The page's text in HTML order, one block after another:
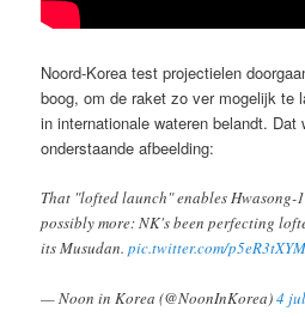
Noord-Korea test projectielen
boog, om de raket zo ver mogelijk te
in internationale wateren belandt. Dat
onderstaande afbeelding:
That "lofted launch" enables Hwasong-
possibly more: NK's been perfecting
its Musudan.pic.twitter.com/
— Noon in Korea (@NoonInKorea)4